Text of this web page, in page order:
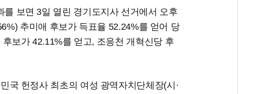
보면 3일 열린 경기도지사 선거에서 오후
추미애 후보가 득표율 52.24%를 얻어 당
보가 42.11%를 얻고, 조응천 개혁신당 후
국 헌정사 최초의 여성 광역자치단체장(시·